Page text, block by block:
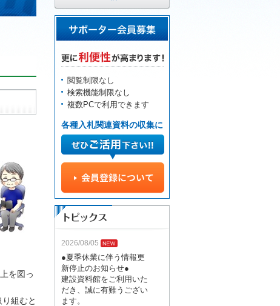
を図っ
組むと
閲覧制限なし
検索機能制限なし
複数PCで利用できます
各種入札関連資料の収集に
2026/08/05
●夏季休業に伴う情報更
新停止のお知らせ●
建設資料館をご利用いた
だき、誠に有難うござい
ます。